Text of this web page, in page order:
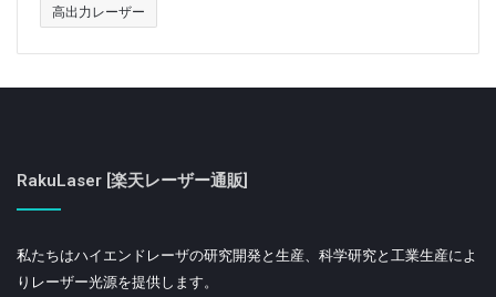
高出力レーザー
RakuLaser [楽天レーザー通販]
私たちはハイエンドレーザの研究開発と生産、科学研究と工業生産によ
りレーザー光源を提供します。